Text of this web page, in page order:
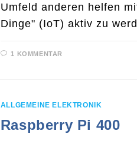
Umfeld anderen helfen
Dinge" (IoT) aktiv zu
1 KOMMENTAR
ALLGEMEINE ELEKTRONIK
Raspberry Pi 400